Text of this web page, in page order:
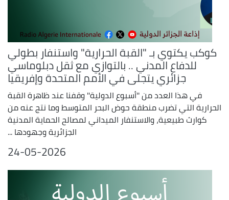
كوكب يكتوي بـ "القبة الحرارية" واستنفار بطولي
للدفاع المدني .. بالتوازي مع ثقل دبلوماسي
جزائري يتجلى في الأمم المتحدة وإفريقيا
في هذا العدد من ''أسبوع الدولية'' وقفنا عند ظاهرة القبة
الحرارية التي تضرب منطقة حوض البحر المتوسط وما نتج عنه من
كوارث طبيعية، والاستنفار الميداني لمصالح الحماية المدنية
الجزائرية وجهودها ...
24-05-2026